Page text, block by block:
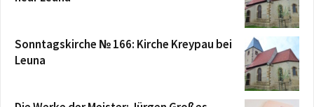
Sonntagskirche № 166: Kirche Kreypau bei
Leuna